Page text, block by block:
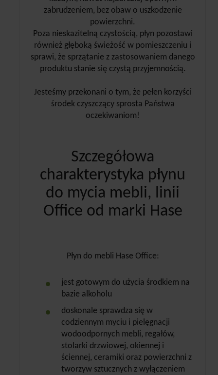
zabrudzeniem, bez obaw o uszkodzenie
powierzchni.
Poza nieskazitelną czystością, płyn pozostawi
również głęboką świeżość w pomieszczeniu i
sprawi, że sprzątanie z zastosowaniem danego
produktu stanie się czystą przyjemnością.
Jesteśmy przekonani o tym, że pełen korzyści
środek czyszczący sprosta Państwa
oczekiwaniom!
Szczegółowa
charakterystyka płynu
do mycia mebli, linii
Office od marki Hase
Płyn do mebli Hase Office:
jest gotowym do użycia środkiem na
bazie alkoholu
doskonale sprawdza się w
codziennym myciu i pielęgnacji
wodoodpornych mebli, regałów,
stolarki drzwiowej, okiennej i
ściennej, ceramiki oraz powierzchni z
tworzyw sztucznych z wyłączeniem